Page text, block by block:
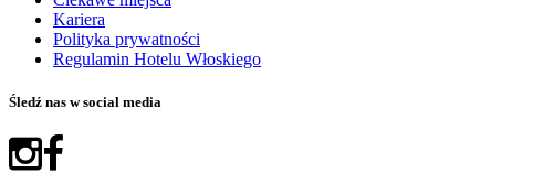
Kariera
Polityka prywatności
Regulamin Hotelu Włoskiego
Śledź nas w social media